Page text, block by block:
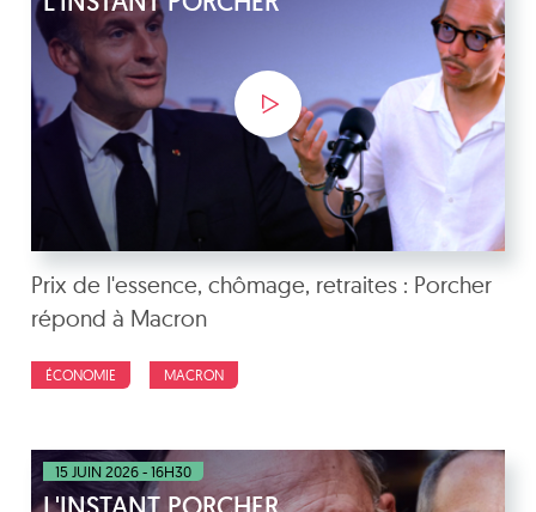
Prix de l'essence, chômage, retraites : Porcher
répond à Macron
ÉCONOMIE MACRON
15 JUIN 2026 - 16H30